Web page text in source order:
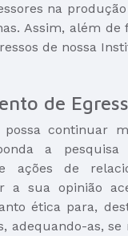
na
Assim, além
de nossa
de
possa continuar
a
ações de
a sua opinião
ética para,
adequando-as, se